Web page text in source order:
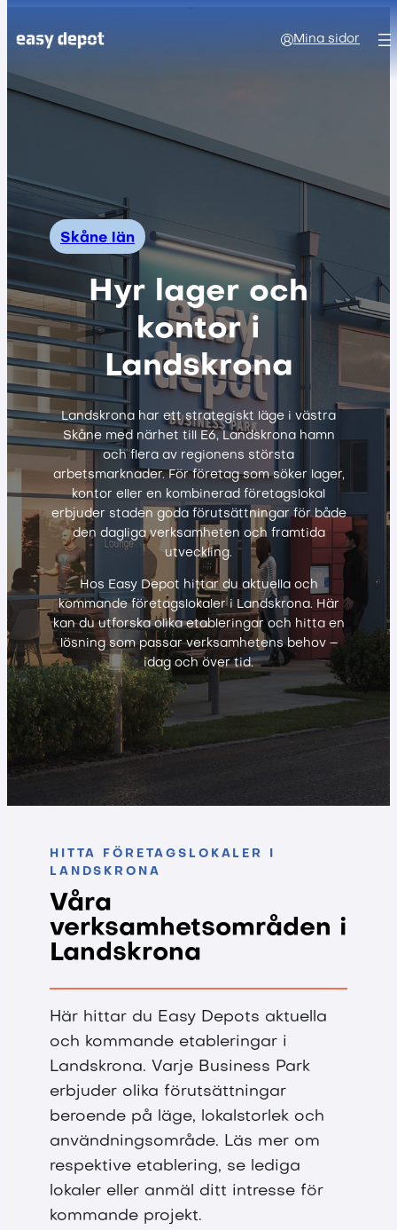
Mina sidor
Skåne län
Hyr lager och
kontor i
Landskrona
Landskrona har ett strategiskt läge i västra
Skåne med närhet till E6, Landskrona hamn
och flera av regionens största
arbetsmarknader. För företag som söker lager,
kontor eller en kombinerad företagslokal
erbjuder staden goda förutsättningar för både
den dagliga verksamheten och framtida
utveckling.
Hos Easy Depot hittar du aktuella och
kommande företagslokaler i Landskrona. Här
kan du utforska olika etableringar och hitta en
lösning som passar verksamhetens behov –
idag och över tid.
HITTA FÖRETAGSLOKALER I
LANDSKRONA
Våra
verksamhetsområden i
Landskrona
Här hittar du Easy Depots aktuella
och kommande etableringar i
Landskrona. Varje Business Park
erbjuder olika förutsättningar
beroende på läge, lokalstorlek och
användningsområde. Läs mer om
respektive etablering, se lediga
lokaler eller anmäl ditt intresse för
kommande projekt.